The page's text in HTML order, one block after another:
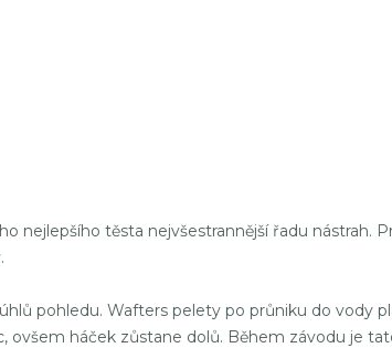
nejlepšího těsta nejvšestrannější řadu nástrah.
pohledu. Wafters pelety po průniku do vody
háček zůstane dolů. Během závodu je